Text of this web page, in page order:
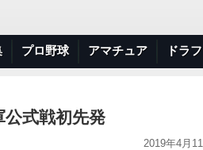
プロ野球 アマチュア ドラ
公式戦初先発
2019年4月